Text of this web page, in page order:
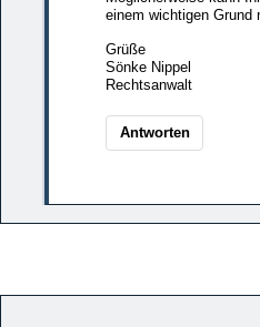
einem wichtigen Grund
Grüße
Sönke Nippel
Rechtsanwalt
Antworten